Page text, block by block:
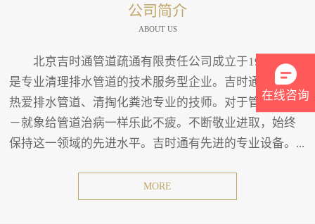
公司简介
ABOUT US
北京吉时通管道疏通有限责任公司成立于1994年。
是专业清理排水管道的技术服务型企业。吉时通有一班
热爱排水管道、清掏化粪池专业的技师。对于管道疏通
－就象给管道治病一样乐此不疲。不断敬业进取，始终
保持这一领域的先进水平。吉时通有先进的专业设备。...
MORE
在线咨询